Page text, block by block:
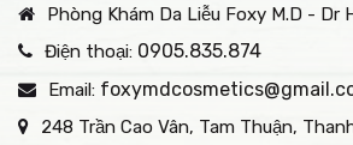
Phòng Khám Da Liễu Foxy M.D - Dr
Điện thoại: 0905.835.874
Email:
248 Trần Cao Vân, Tam Thuận,